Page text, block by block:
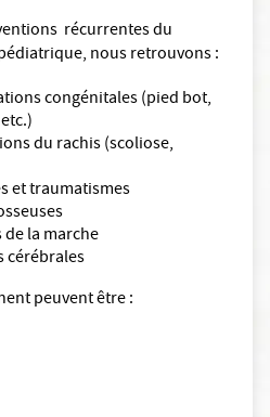
récurrentes du
nous retrouvons :
congénitales (pied bot,
du rachis (scoliose,
et traumatismes
la marche
cérébrales
peuvent être :